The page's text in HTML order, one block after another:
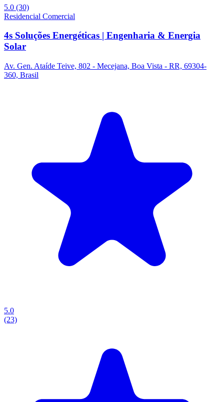
5.0 (30)
Residencial Comercial
4s Soluções Energéticas | Engenharia & Energia
Solar
Av. Gen. Ataíde Teive, 802 - Mecejana, Boa Vista - RR, 69304-
360, Brasil
5.0
(23)